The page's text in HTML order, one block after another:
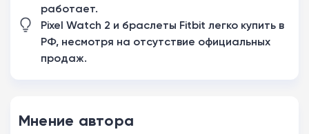
работает.
Pixel Watch 2 и браслеты Fitbit легко купить в
РФ, несмотря на отсутствие официальных
продаж.
Мнение автора